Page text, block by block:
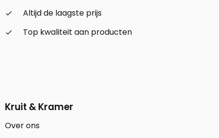
check_small
Altijd de laagste prijs
check_small
Top kwaliteit aan producten
Kruit & Kramer
Over ons